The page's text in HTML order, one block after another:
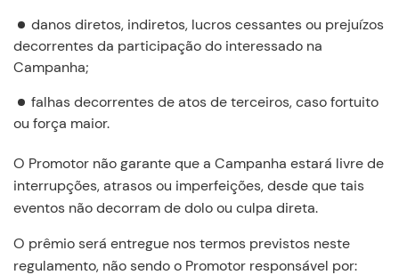
danos diretos, indiretos, lucros cessantes ou prejuízos
decorrentes da participação do interessado na
Campanha;
falhas decorrentes de atos de terceiros, caso fortuito
ou força maior.
O Promotor não garante que a Campanha estará livre de
interrupções, atrasos ou imperfeições, desde que tais
eventos não decorram de dolo ou culpa direta.
O prêmio será entregue nos termos previstos neste
regulamento, não sendo o Promotor responsável por: